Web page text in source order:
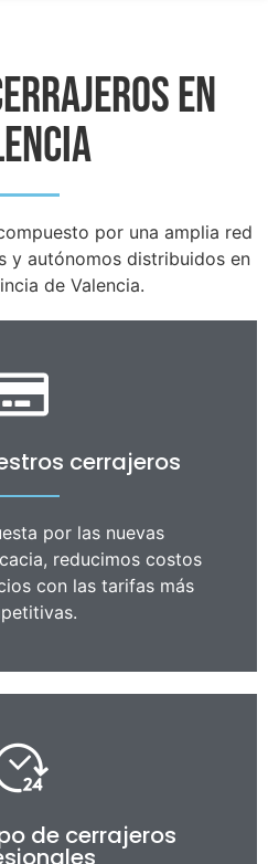
en
por una amplia red
y autónomos distribuidos en
de Valencia.
cerrajeros
por las nuevas
reducimos costos
con las tarifas más
de cerrajeros